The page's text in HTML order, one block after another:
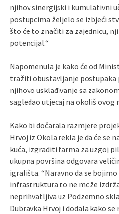
njihov sinergijski i kumulativni
postupcima željelo se izbjeći
što će to značiti za zajednicu,
potencijal.“
Napomenula je kako će od
tražiti obustavljanje postupaka
njihovo usklađivanje sa
sagledao utjecaj na okoliš ovog
Kako bi dočarala razmjere
Hrvoj iz Okola rekla je da će se
kuća, izgraditi farma za uzgoj
ukupna površina odgovara
igrališta. “Naravno da se
infrastruktura to ne može
neprihvatljiva uz Podzemno
Dubravka Hrvoj i dodala kako